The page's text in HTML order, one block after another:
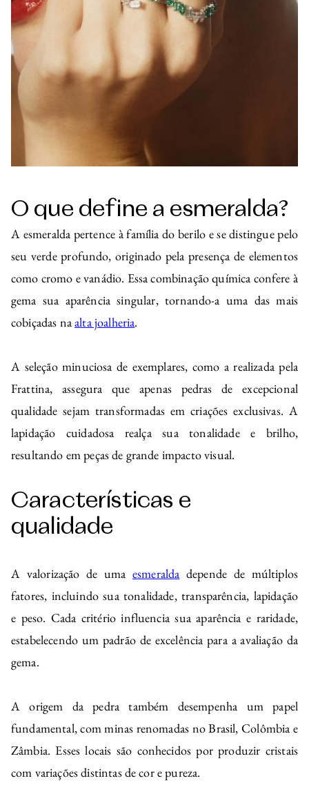
O que define a esmeralda?
A esmeralda pertence à família do berilo e se distingue pelo
seu verde profundo, originado pela presença de elementos
como cromo e vanádio. Essa combinação química confere à
gema sua aparência singular, tornando-a uma das mais
cobiçadas naalta joalheria.
A seleção minuciosa de exemplares, como a realizada pela
Frattina, assegura que apenas pedras de excepcional
qualidade sejam transformadas em criações exclusivas. A
lapidação cuidadosa realça sua tonalidade e brilho,
resultando em peças de grande impacto visual.
Características e
qualidade
A valorização de uma esmeralda depende de múltiplos
fatores, incluindo sua tonalidade, transparência, lapidação
e peso. Cada critério influencia sua aparência e raridade,
estabelecendo um padrão de excelência para a avaliação da
gema.
A origem da pedra também desempenha um papel
fundamental, com minas renomadas no Brasil, Colômbia e
Zâmbia. Esses locais são conhecidos por produzir cristais
com variações distintas de cor e pureza.